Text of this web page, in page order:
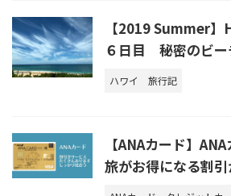
【2019 Summer
６日目 秘密のビー
ハワイ 旅行記
【ANAカード】
旅がお得になる割